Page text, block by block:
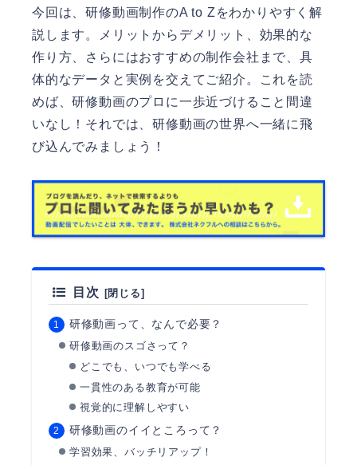
今回は、研修動画制作のA to Zをわかりやすく解
説します。メリットからデメリット、効果的な
作り方、さらにはおすすめの制作会社まで、具
体的なデータと実例を交えてご紹介。これを読
めば、研修動画のプロに一歩近づけること間違
いなし！それでは、研修動画の世界へ一緒に飛
び込んでみましょう！
目次
研修動画って、なんで必要？
研修動画のスゴさって？
どこでも、いつでも学べる
一貫性のある教育が可能
視覚的に理解しやすい
研修動画のイイところって？
学習効果、バッチリアップ！